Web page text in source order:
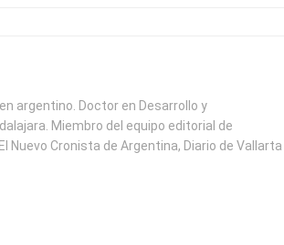
argentino. Doctor en Desarrollo y
Miembro del equipo editorial de
Nuevo Cronista de Argentina, Diario de Vallarta